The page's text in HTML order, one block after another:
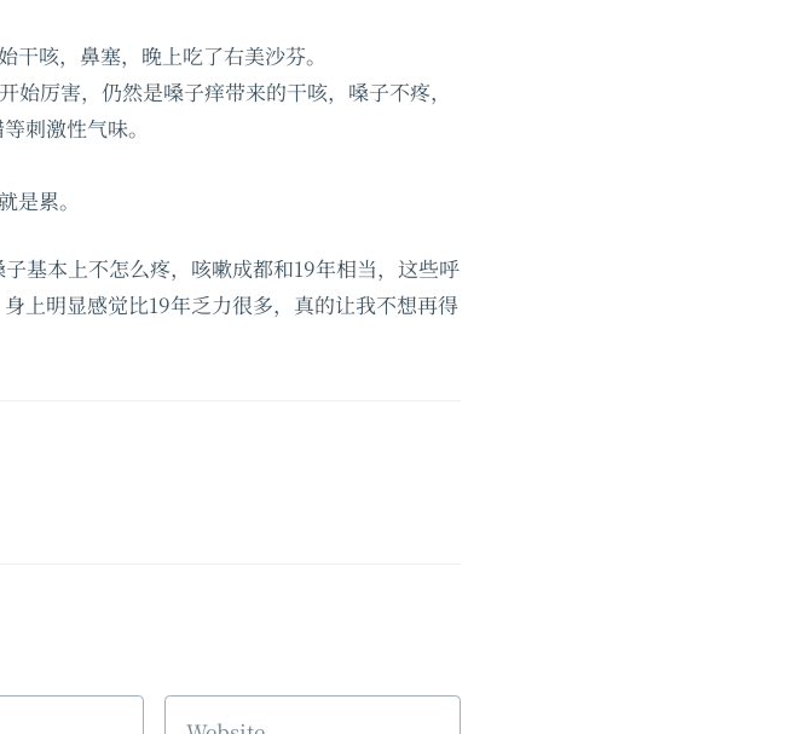
咳，鼻塞，晚上吃了右美沙芬。
厉害，仍然是嗓子痒带来的干咳，嗓子不疼，
刺激性气味。
是累。
基本上不怎么疼，咳嗽成都和19年相当，这些呼
上明显感觉比19年乏力很多，真的让我不想再得